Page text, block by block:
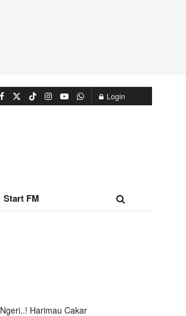
Login
Start FM
Ngeri..! Harimau Cakar